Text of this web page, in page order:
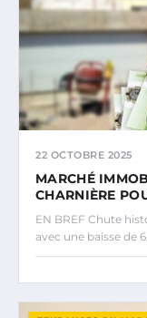
22 OCTOBRE 2025
MARCHÉ
CHARNIÈRE
EN BREF Chute
avec une baisse de